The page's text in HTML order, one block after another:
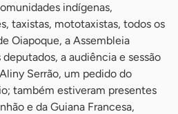
indígenas,
taxistas, mototaxistas, todos os
Oiapoque, a Assembleia
a audiência e sessão
Serrão, um pedido do
também estiveram presentes
e da Guiana Francesa,